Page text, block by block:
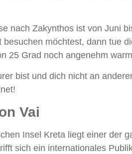
nach Zakynthos ist von Juni
besuchen möchtest, dann tue
25 Grad noch angenehm
bist und dich nicht an
Vai
Insel Kreta liegt einer der
sich ein internationales